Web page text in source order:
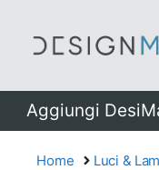
Aggiungi
Home Luci &